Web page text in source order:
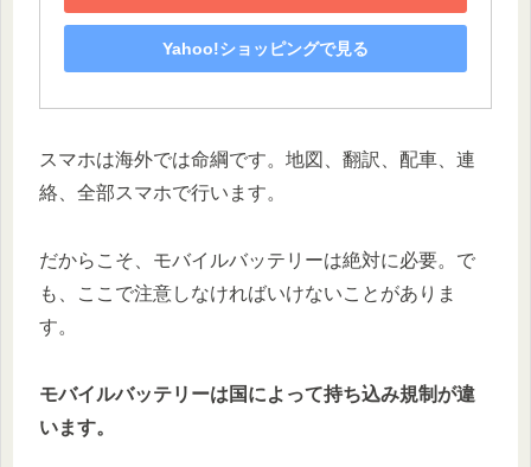
Yahoo!ショッピングで見る
スマホは海外では命綱です。地図、翻訳、配車、連
絡、全部スマホで行います。
だからこそ、モバイルバッテリーは絶対に必要。で
も、ここで注意しなければいけないことがありま
す。
モバイルバッテリーは国によって持ち込み規制が違
います。